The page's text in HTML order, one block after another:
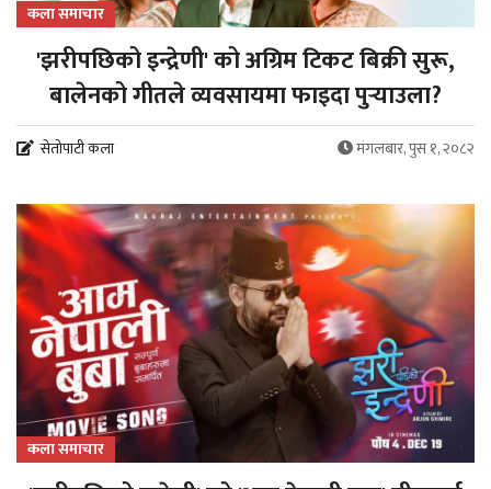
कला समाचार
'झरीपछिको इन्द्रेणी' को अग्रिम टिकट बिक्री सुरू,
बालेनको गीतले व्यवसायमा फाइदा पुर्‍याउला?
सेतोपाटी कला मंगलबार, पुस १, २०८२
कला समाचार